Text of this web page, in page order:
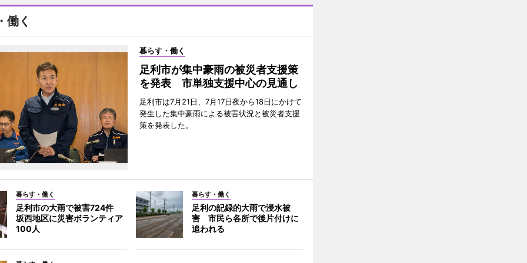
働く
暮らす・働く
足利市が集中豪雨の被災者支援策
を発表 市単独支援中心の見通し
足利市は7月21日、7月17日夜から18日にかけて
発生した集中豪雨による被害状況と被災者支援
策を発表した。
暮らす・働く
足利市の大雨で被害724件
坂西地区に災害ボランティア
100人
暮らす・働く
足利の記録的大雨で浸水被
害 市民ら各所で後片付けに
追われる